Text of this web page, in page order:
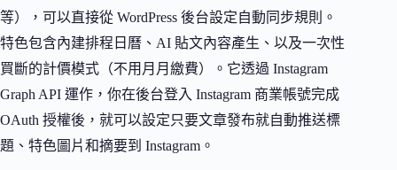
等），可以直接從 WordPress 後台設定自動同步規則。
特色包含內建排程日曆、AI 貼文內容產生、以及一次性
買斷的計價模式（不用月月繳費）。它透過 Instagram
Graph API 運作，你在後台登入 Instagram 商業帳號完成
OAuth 授權後，就可以設定只要文章發布就自動推送標
題、特色圖片和摘要到 Instagram。